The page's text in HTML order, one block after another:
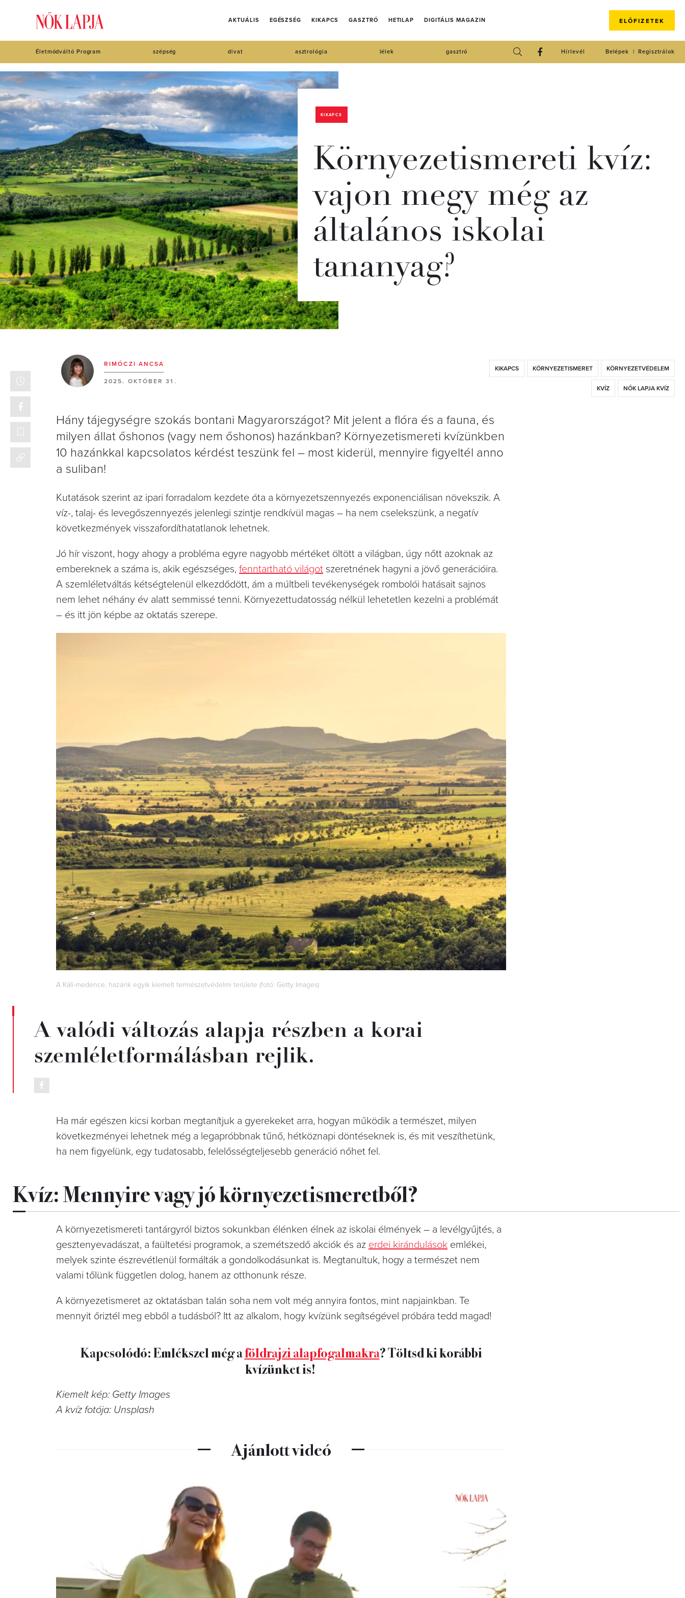
AKTUÁLIS EGÉSZSÉG KIKAPCS GASZTRÓ HETILAP DIGITÁLIS MAGAZIN ELŐFIZETEK
Életmódváltó Program szépség divat asztrológia lélek gasztró Regisztrálok
Belépek
Hírlevél
KIKAPCS
Környezetismereti kvíz:
vajon megy még az
általános iskolai
tananyag?
RIMÓCZI ANCSA
2025. OKTÓBER 31.
KIKAPCS KÖRNYEZETISMERET KÖRNYEZETVÉDELEM
KVÍZ NŐK LAPJA KVÍZ
Hány tájegységre szokás bontani Magyarországot? Mit jelent a flóra és a fauna, és
milyen állat őshonos (vagy nem őshonos) hazánkban? Környezetismereti kvízünkben
10 hazánkkal kapcsolatos kérdést teszünk fel – most kiderül, mennyire figyeltél anno
a suliban!
Kutatások szerint az ipari forradalom kezdete óta a környezetszennyezés exponenciálisan növekszik. A
víz-, talaj- és levegőszennyezés jelenlegi szintje rendkívül magas – ha nem cselekszünk, a negatív
következmények visszafordíthatatlanok lehetnek.
Jó hír viszont, hogy ahogy a probléma egyre nagyobb mértéket öltött a világban, úgy nőtt azoknak az
embereknek a száma is, akik egészséges, fenntartható világot szeretnének hagyni a jövő generációira.
A szemléletváltás kétségtelenül elkezdődött, ám a múltbeli tevékenységek rombolói hatásait sajnos
nem lehet néhány év alatt semmissé tenni. Környezettudatosság nélkül lehetetlen kezelni a problémát
– és itt jön képbe az oktatás szerepe.
A Káli-medence, hazánk egyik kiemelt természetvédelmi területe (fotó: Getty Images)
A valódi változás alapja részben a korai
szemléletformálásban rejlik.
Ha már egészen kicsi korban megtanítjuk a gyerekeket arra, hogyan működik a természet, milyen
következményei lehetnek még a legapróbbnak tűnő, hétköznapi döntéseknek is, és mit veszíthetünk,
ha nem figyelünk, egy tudatosabb, felelősségteljesebb generáció nőhet fel.
Kvíz: Mennyire vagy jó környezetismeretből?
A környezetismereti tantárgyról biztos sokunkban élénken élnek az iskolai élmények – a levélgyűjtés, a
gesztenyevadászat, a faültetési programok, a szemétszedő akciók és az erdei kirándulások emlékei,
melyek szinte észrevétlenül formálták a gondolkodásunkat is. Megtanultuk, hogy a természet nem
valami tőlünk független dolog, hanem az otthonunk része.
A környezetismeret az oktatásban talán soha nem volt még annyira fontos, mint napjainkban. Te
mennyit őriztél meg ebből a tudásból? Itt az alkalom, hogy kvízünk segítségével próbára tedd magad!
Kapcsolódó: Emlékszel még aföldrajzi alapfogalmakra? Töltsd ki korábbi
kvízünket is!
Kiemelt kép: Getty Images
A kvíz fotója: Unsplash
Ajánlott videó